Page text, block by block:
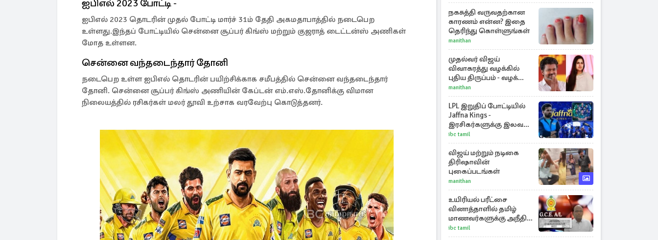
ஐபிஎல் 2023 போட்டி -
ஐபிஎல் 2023 தொடரின் முதல் போட்டி மார்ச் 31ம் தேதி அகமதாபாத்தில் நடைபெற
உள்ளது.இந்தப் போட்டியில் சென்னை சூப்பர் கிங்ஸ் மற்றும் குஜராத் டைட்டன்ஸ் அணிகள்
மோத உள்ளன.
சென்னை வந்தடைந்தார் தோனி
நடைபெற உள்ள ஐபிஎல் தொடரின் பயிற்சிக்காக சமீபத்தில் சென்னை வந்தடைந்தார்
தோனி. சென்னை சூப்பர் கிங்ஸ் அணியின் கேப்டன் எம்.எஸ்.தோனிக்கு விமான
நிலையத்தில் ரசிகர்கள் மலர் தூவி உற்சாக வரவேற்பு கொடுத்தனர்.
நகசுத்தி வருவதற்கான
காரணம் என்ன? இதை
தெரிந்து கொள்ளுங்கள்
manithan
முதல்வர் விஜய்
விவாகரத்து வழக்கில்
புதிய திருப்பம் - வழக்கை
வாபஸ் பெற்ற சங்கீதா!
manithan
LPL இறுதிப் போட்டியில்
Jaffna Kings -
இரசிகர்களுக்கு இலவச
அனுமதி
ibc tamil
விஜய் மற்றும் நடிகை
திரிஷாவின்
புகைப்படங்கள்
manithan
உயிரியல் பரீட்சை
வினாத்தாளில் தமிழ்
மாணவர்களுக்கு அநீதி :
அம்பலப்படுத்திய எம்.பி
ibc tamil